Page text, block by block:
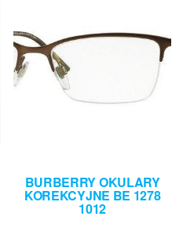
BURBERRY OKULARY
KOREKCYJNE BE 1278
1012